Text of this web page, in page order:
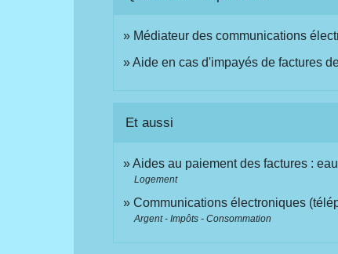
Médiateur des communications
Aide en cas d'impayés de factures
Et aussi
Aides au paiement des factures :
Logement
Communications électroniques
Argent - Impôts - Consommation